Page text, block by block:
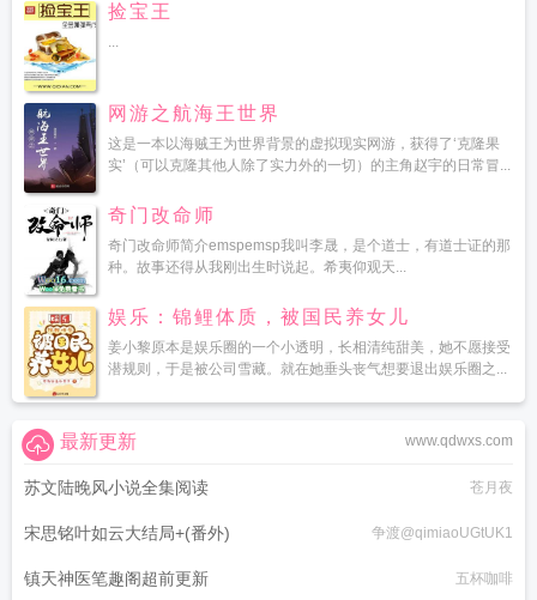
捡宝王
...
网游之航海王世界
这是一本以海贼王为世界背景的虚拟现实网游，获得了‘克隆果
实’（可以克隆其他人除了实力外的一切）的主角赵宇的日常冒...
奇门改命师
奇门改命师简介emspemsp我叫李晟，是个道士，有道士证的那
种。故事还得从我刚出生时说起。希夷仰观天...
娱乐：锦鲤体质，被国民养女儿
姜小黎原本是娱乐圈的一个小透明，长相清纯甜美，她不愿接受
潜规则，于是被公司雪藏。就在她垂头丧气想要退出娱乐圈之...
www.qdwxs.com
最新更新
苏文陆晚风小说全集阅读 苍月夜
宋思铭叶如云大结局+(番外) 争渡@qimiaoUGtUK1
镇天神医笔趣阁超前更新 五杯咖啡